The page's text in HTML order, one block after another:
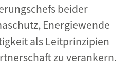
beider
Energiewende
als Leitprinzipien
zu verankern.